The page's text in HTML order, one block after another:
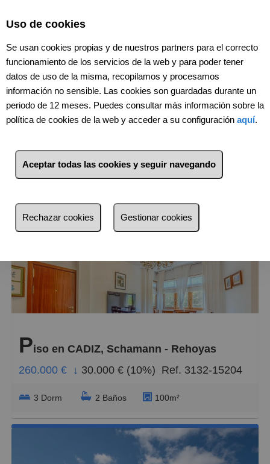
140 Inmuebles Las Palmas de Gran
Canaria (Las Palmas)
Lista Mapa Filtros
más reciente
Baratos
Caros
Pequeños
Grandes
Piso en CADIZ, Schamann - Rehoyas
260.000 € ↓ 30.000 € (10%) Ref. 3132-15204
3 Dorm 2 Baños 100m²
Uso de cookies
Se usan cookies propias y de nuestros partners para el correcto
funcionamiento de los servicios de la web y para poder tener
datos de uso de la misma, recopilamos y procesamos
información no sensible. Las cookies son guardadas durante un
periodo de 12 meses. Puedes consultar más información sobre la
política de cookies de la web y acceder a su configuración aquí.
Aceptar todas las cookies y seguir navegando
Rechazar cookies Gestionar cookies